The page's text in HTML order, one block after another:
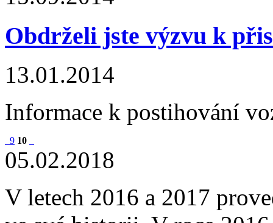
Obdrželi jste výzvu k
13.01.2014
Informace k postihování
9 10
05.02.2018
V letech 2016 a 2017